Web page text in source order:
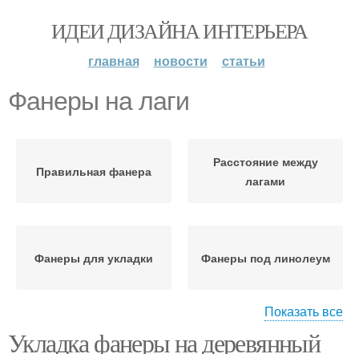
ИДЕИ ДИЗАЙНА ИНТЕРЬЕРА
главная новости статьи
Фанеры на лаги
Правильная фанера
Расстояние между
лагами
Фанеры для укладки Фанеры под линолеум
Фанеры при
Фанера на черновой
Показать все
Укладка фанеры на деревянный